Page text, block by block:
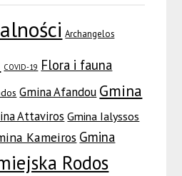
Archangelos
COVID-19 Flora i fauna
Gmina Afandou Gmina
Attaviros Gmina Ialyssos
Kameiros Gmina
Rodos